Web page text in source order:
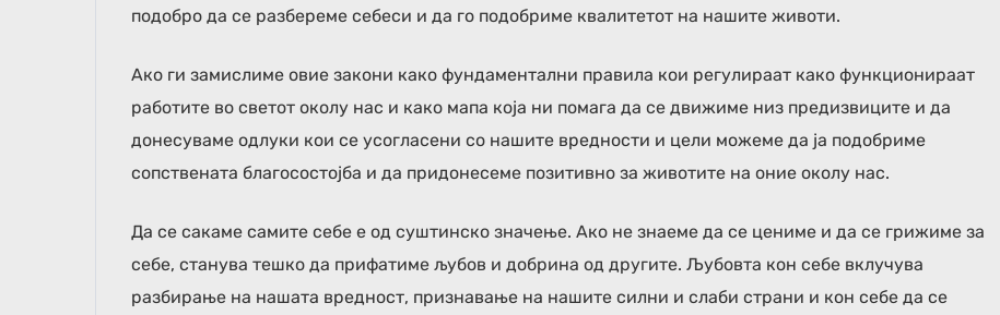
подобро да се разбереме себеси и да го подобриме квалитетот на нашите животи.
Ако ги замислиме овие закони како фундаментални правила кои регулираат како функционираат
работите во светот околу нас и како мапа која ни помага да се движиме низ предизвиците и да
донесуваме одлуки кои се усогласени со нашите вредности и цели можеме да ја подобриме
сопствената благосостојба и да придонесеме позитивно за животите на оние околу нас.
Да се сакаме самите себе е од суштинско значење. Ако не знаеме да се цениме и да се грижиме за
себе, станува тешко да прифатиме љубов и добрина од другите. Љубовта кон себе вклучува
разбирање на нашата вредност, признавање на нашите силни и слаби страни и кон себе да се